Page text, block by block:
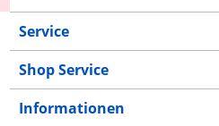
Service
Shop Service
Informationen